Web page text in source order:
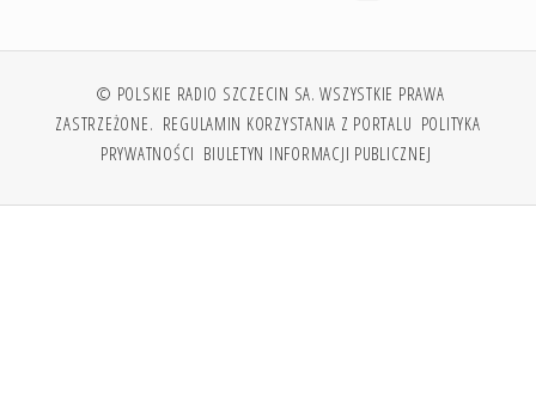
© POLSKIE RADIO SZCZECIN SA. WSZYSTKIE PRAWA
ZASTRZEŻONE. REGULAMIN KORZYSTANIA Z PORTALU POLITYKA
PRYWATNOŚCI BIULETYN INFORMACJI PUBLICZNEJ